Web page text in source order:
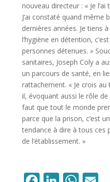
nouveau directeur : « Je
J’ai constaté quand même
dernières années. Je tiens
l’hygiène en détention,
personnes détenues. »
sanitaires, Joseph Coly a
un parcours de santé, en
rattachement. « Je crois
il, évoquant aussi le rôle de
faut que tout le monde
parce que la prison, c’est
tendance à dire à tous ces
de l’établissement. »